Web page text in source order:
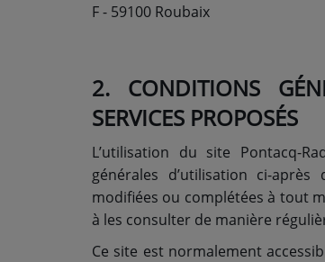
ÉCOUTEZ LES PRODUCTIONS
JEUX CONCOURS
RECRUTEMENT
VENEZ DANS LE PUBLIC !
CRÉATIONS AUDIOVISUELLES
F - 59100 Roubaix
2. CONDITIONS
SERVICES PROPOSÉS
L’utilisation du site Pontacq-
générales d’utilisation ci-
modifiées ou complétées à tout
à les consulter de manière
Ce site est normalement